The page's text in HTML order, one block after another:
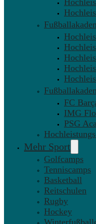
FC
IMG
PSG
Mehr Sport
Golfcamps
Tenniscamps
Basketball
Reitschulen
Rugby
Hockey